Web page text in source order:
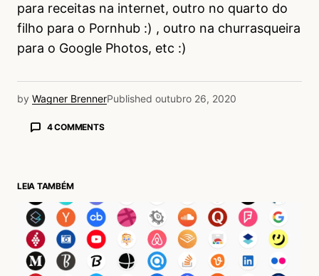
para receitas na internet, outro no quarto do
filho para o Pornhub :) , outro na churrasqueira
para o Google Photos, etc :)
by Wagner BrennerPublished outubro 26, 2020
4 COMMENTS
“Não se engane. A pergunta do oi tudo bem é
desta frase, tão real. hahahaha
Acesse para responder
LEIA TAMBÉM